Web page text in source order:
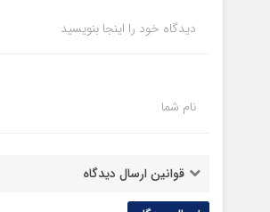
دیدگاه خود را اینجا بنویسید
نام شما
قوانین ارسال دیدگاه